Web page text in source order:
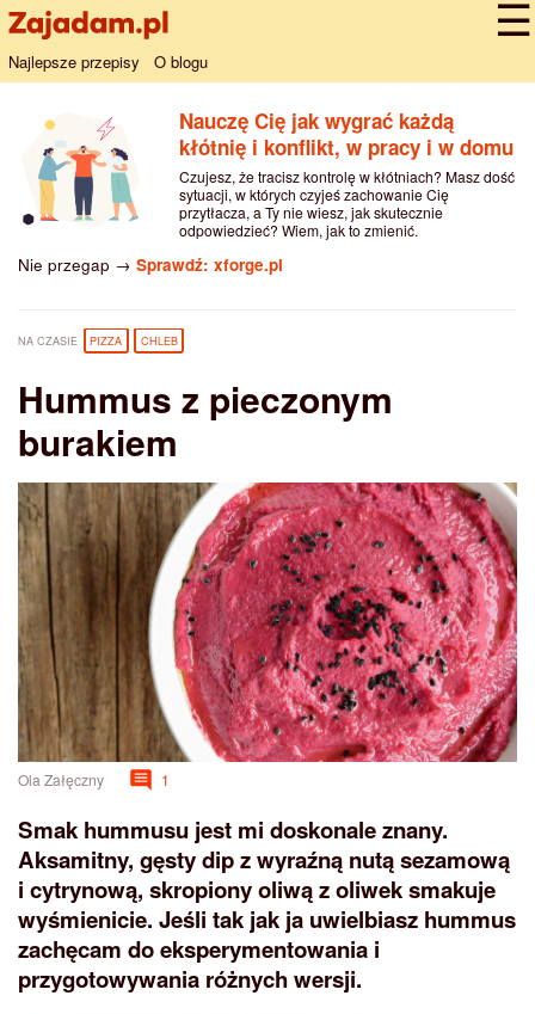
Najlepsze przepisy O blogu
Nauczę Cię jak wygrać każdą
kłótnię i konflikt, w pracy i w domu
Czujesz, że tracisz kontrolę w kłótniach? Masz dość
sytuacji, w których czyjeś zachowanie Cię
przytłacza, a Ty nie wiesz, jak skutecznie
odpowiedzieć? Wiem, jak to zmienić.
Nie przegap → Sprawdź: xforge.pl
NA CZASIE PIZZA CHLEB
Hummus z pieczonym
burakiem
Ola Załęczny 1
Smak hummusu jest mi doskonale znany.
Aksamitny, gęsty dip z wyraźną nutą sezamową
i cytrynową, skropiony oliwą z oliwek smakuje
wyśmienicie. Jeśli tak jak ja uwielbiasz hummus
zachęcam do eksperymentowania i
przygotowywania różnych wersji.